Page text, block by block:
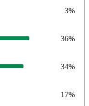
3%
36%
34%
17%